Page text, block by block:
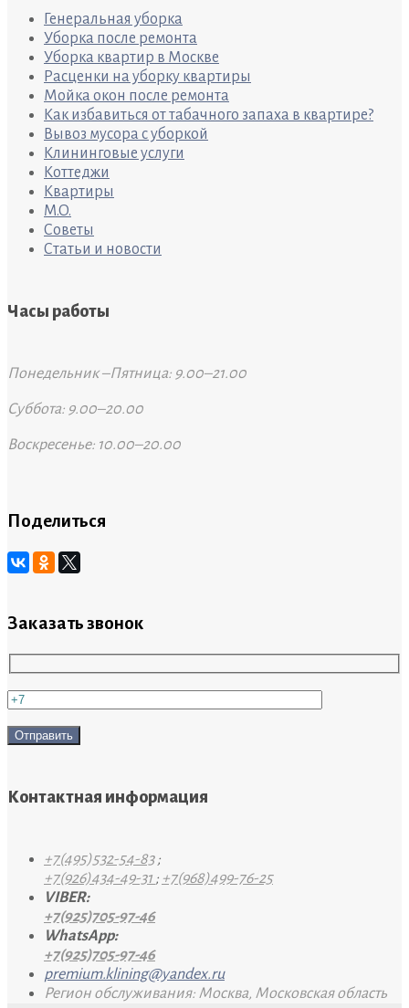
Генеральная уборка
Уборка после ремонта
Уборка квартир в Москве
Расценки на уборку квартиры
Мойка окон после ремонта
Как избавиться от табачного запаха в квартире?
Вывоз мусора с уборкой
Клининговые услуги
Коттеджи
Квартиры
M.O.
Советы
Статьи и новости
Часы работы
Понедельник –Пятница: 9.00–21.00
Суббота: 9.00–20.00
Воскресенье: 10.00–20.00
Поделиться
Заказать звонок
Контактная информация
+7(495)532-54-83 ;
+7(926)434-49-31 ; +7(968)499-76-25
VIBER:
+7(925)705-97-46
WhatsApp:
+7(925)705-97-46
premium.klining@yandex.ru
Регион обслуживания: Москва, Московская область